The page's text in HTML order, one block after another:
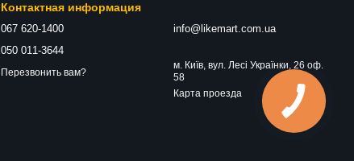
Контактная информация
067 620-1400
050 011-3644
Перезвонить вам?
info@likemart.com.ua
м. Київ, вул. Лесі Українки, 26 оф.
58
Карта проезда